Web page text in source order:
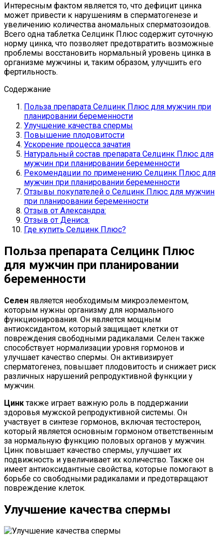
Интересным фактом является то, что дефицит цинка
может привести к нарушениям в сперматогенезе и
увеличению количества аномальных сперматозоидов.
Всего одна таблетка Селцинк Плюс содержит суточную
норму цинка, что позволяет предотвратить возможные
проблемы восстановить нормальный уровень цинка в
организме мужчины и, таким образом, улучшить его
фертильность.
Содержание
Польза препарата Селцинк Плюс для мужчин при
планировании беременности
Улучшение качества спермы
Повышение плодовитости
Ускорение процесса зачатия
Натуральный состав препарата Селцинк Плюс для
мужчин при планировании беременности
Рекомендации по применению Селцинк Плюс для
мужчин при планировании беременности
Отзывы покупателей о Селцинк Плюс для мужчин
при планировании беременности
Отзыв от Александра:
Отзыв от Дениса:
Где купить Селцинк Плюс?
Польза препарата Селцинк Плюс
для мужчин при планировании
беременности
Селен является необходимым микроэлементом,
которым нужны организму для нормального
функционирования. Он является мощным
антиоксидантом, который защищает клетки от
повреждения свободными радикалами. Селен также
способствует нормализации уровня гормонов и
улучшает качество спермы. Он активизирует
сперматогенез, повышает плодовитость и снижает риск
различных нарушений репродуктивной функции у
мужчин.
Цинктакже играет важную роль в поддержании
здоровья мужской репродуктивной системы. Он
участвует в синтезе гормонов, включая тестостерон,
который является основным гормоном ответственным
за нормальную функцию половых органов у мужчин.
Цинк повышает качество спермы, улучшает их
подвижность и увеличивает их количество. Также он
имеет антиоксидантные свойства, которые помогают в
борьбе со свободными радикалами и предотвращают
повреждение клеток.
Улучшение качества спермы